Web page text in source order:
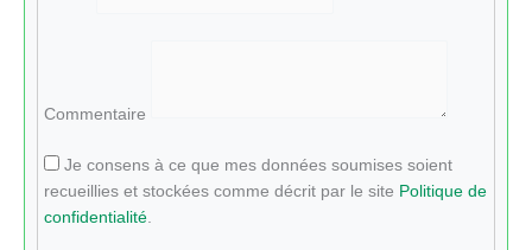
Commentaire
Je consens à ce que mes données soumises soient
recueillies et stockées comme décrit par le site Politique de
confidentialité.